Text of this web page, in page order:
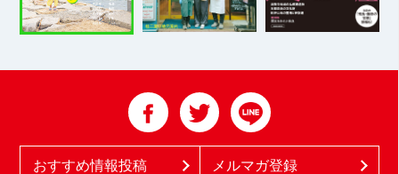
おすすめ情報投稿 メルマガ登録